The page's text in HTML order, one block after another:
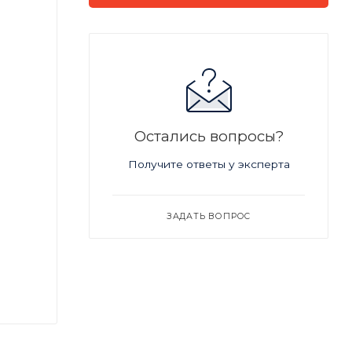
Остались вопросы?
Получите ответы у эксперта
ЗАДАТЬ ВОПРОС